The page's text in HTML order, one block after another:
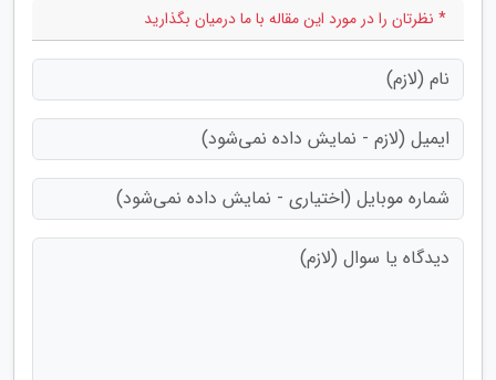
* نظرتان را در مورد این مقاله با ما درمیان بگذارید